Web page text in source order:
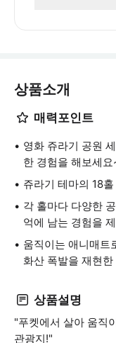
상품소개
매력포인트
영화 쥬라기 공원
한 경험을 해보세요
쥬라기 테마의 18
각 홀마다 다양한
억에 남는 경험을
움직이는 애니매트
화산 폭발을 재현
상품설명
​"푸켓에서 살아 움직
관광지!"​